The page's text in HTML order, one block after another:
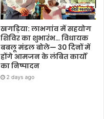
खगड़िया: लाभगांव में सहयोग
शिविर का शुभारंभ… विधायक
बबलू मंडल बोले— 30 दिनों में
होंगे आमजन के लंबित कार्यों
का निष्पादन
2 days ago